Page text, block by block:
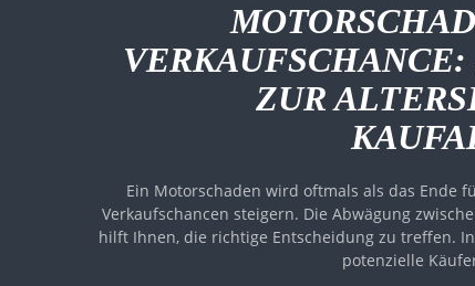
ZUR
Ein Motorschaden wird oftmals als das Ende
Verkaufschancen steigern. Die Abwägung
hilft Ihnen, die richtige Entscheidung zu treffen.
potenzielle